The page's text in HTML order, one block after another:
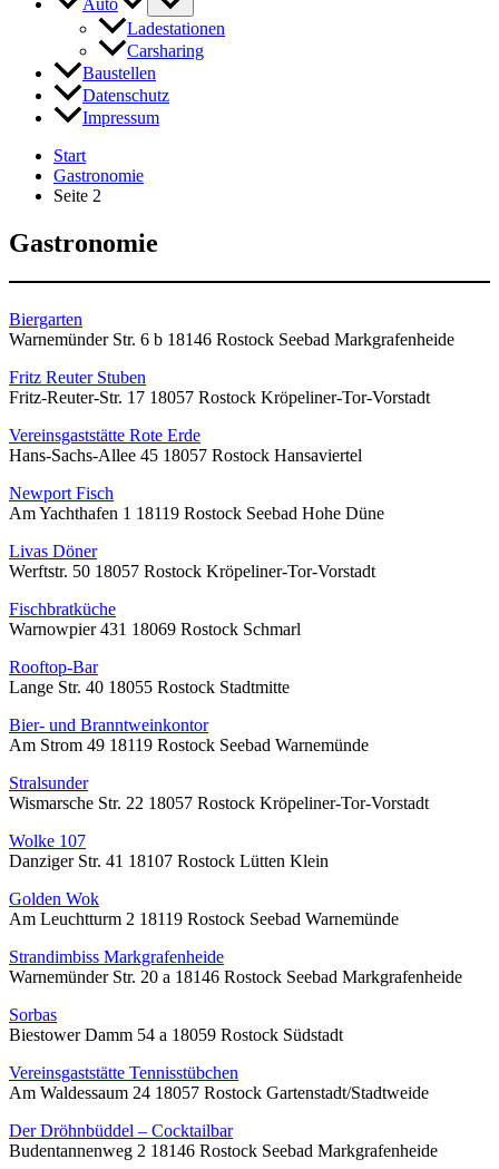
Auto
Ladestationen
Carsharing
Baustellen
Datenschutz
Impressum
Start
Gastronomie
Seite 2
Gastronomie
Biergarten
Warnemünder Str. 6 b 18146 Rostock Seebad Markgrafenheide
Fritz Reuter Stuben
Fritz-Reuter-Str. 17 18057 Rostock Kröpeliner-Tor-Vorstadt
Vereinsgaststätte Rote Erde
Hans-Sachs-Allee 45 18057 Rostock Hansaviertel
Newport Fisch
Am Yachthafen 1 18119 Rostock Seebad Hohe Düne
Livas Döner
Werftstr. 50 18057 Rostock Kröpeliner-Tor-Vorstadt
Fischbratküche
Warnowpier 431 18069 Rostock Schmarl
Rooftop-Bar
Lange Str. 40 18055 Rostock Stadtmitte
Bier- und Branntweinkontor
Am Strom 49 18119 Rostock Seebad Warnemünde
Stralsunder
Wismarsche Str. 22 18057 Rostock Kröpeliner-Tor-Vorstadt
Wolke 107
Danziger Str. 41 18107 Rostock Lütten Klein
Golden Wok
Am Leuchtturm 2 18119 Rostock Seebad Warnemünde
Strandimbiss Markgrafenheide
Warnemünder Str. 20 a 18146 Rostock Seebad Markgrafenheide
Sorbas
Biestower Damm 54 a 18059 Rostock Südstadt
Vereinsgaststätte Tennisstübchen
Am Waldessaum 24 18057 Rostock Gartenstadt/Stadtweide
Der Dröhnbüddel – Cocktailbar
Budentannenweg 2 18146 Rostock Seebad Markgrafenheide